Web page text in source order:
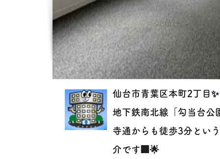
仙台市青葉区本町2丁目✨
地下鉄南北線「勾当台公
寺通からも徒歩3分とい
介です🏢🌟